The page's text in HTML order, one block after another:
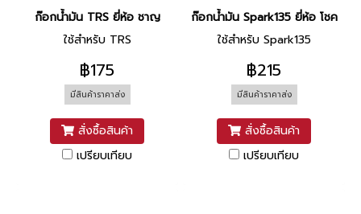
ก๊อกน้ำมัน TRS ยี่ห้อ ชาญ
ใช้สำหรับ TRS
฿175
มีสินค้าราคาส่ง
สั่งซื้อสินค้า
เปรียบเทียบ
ก๊อกน้ำมัน Spark135 ยี่ห้อ โชค
ใช้สำหรับ Spark135
฿215
มีสินค้าราคาส่ง
สั่งซื้อสินค้า
เปรียบเทียบ